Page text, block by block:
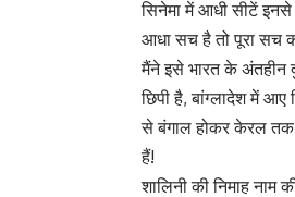
सिनेमा में आधी सीटें इनसे
आधा सच है तो पूरा सच
मैंने इसे भारत के अंतहीन
छिपी है, बांग्लादेश में आए
से बंगाल होकर केरल तक
हैं!
शालिनी की निमाह